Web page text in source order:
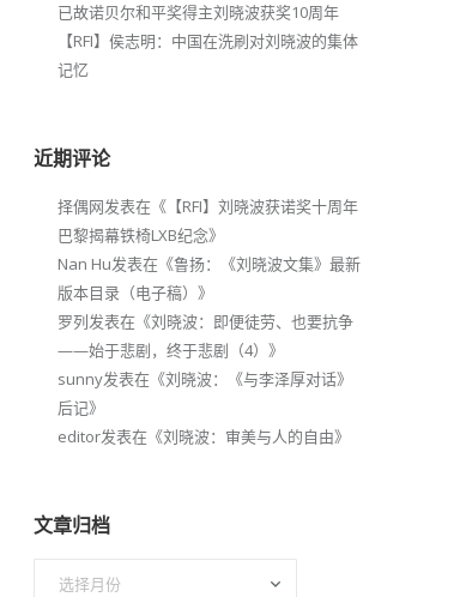
已故诺贝尔和平奖得主刘晓波获奖10周年
【RFI】侯志明：中国在洗刷对刘晓波的集体
记忆
近期评论
择偶网发表在《【RFI】刘晓波获诺奖十周年
巴黎揭幕铁椅LXB纪念》
Nan Hu发表在《鲁扬：《刘晓波文集》最新
版本目录（电子稿） 》
罗列发表在《刘晓波：即便徒劳、也要抗争
——始于悲剧，终于悲剧（4） 》
sunny发表在《刘晓波：《与李泽厚对话》
后记》
editor发表在《刘晓波：审美与人的自由》
文章归档